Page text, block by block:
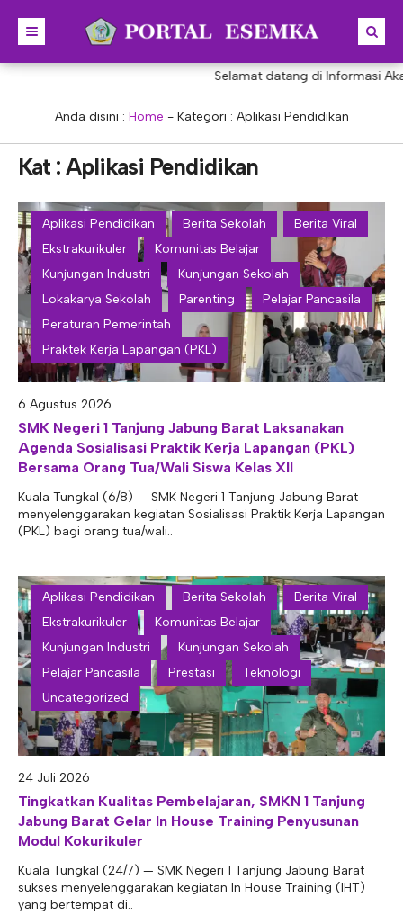
BERITA
PROFIL
SEJARAH
VISI & MISI
STRUKTUR
KEPALA SEKOLAH
Tupoksi Kepala Sekolah
WAKIL KEPALASEKOLAH
Tupoksi Wakil Bidang Kurikulum
Tupoksi Wakil Bidang Humas
Tupoksi Wakil Bidang Sarana Prasarana
Tupoksi Wakil Bidang Kesiswaan
MAJELIS GURU
Tupoksi Guru
Tupoksi Guru Piket
Tupoksi Ketua Kons. Keahlian
TATA USAHA
Tupoksi Kepala Tata Usaha
Tupoksi Bendahara BOS
Tupoksi Koordinator Bendahara
Tupoksi Bendahara Komite
Tupoksi Security
AKREDITASI
PROGRAM SEKOLAH
KONSENTRASI KEAHLIAN
AKUNTANSI
MANAJEMEN PERKANTORAN
BISNIS DIGITAL
DESAIN KOMUNIKASI VISUAL
DESAIN PRODUKSI BUSANA
KULINER
PRESTASI
PORTAL
E-LEARNING
E-PKL
E-RAPOR
E-SKL
E-ALUMNI
E-BKK
Selamat datang di Informasi
Anda disini : Home - Kategori : Aplikasi Pendidikan
Kat : Aplikasi Pendidikan
Aplikasi Pendidikan Berita Sekolah
Berita Viral
Ekstrakurikuler
Komunitas Belajar
Kunjungan Industri
Kunjungan Sekolah
Lokakarya Sekolah
Parenting
Pelajar Pancasila
Peraturan Pemerintah
Praktek Kerja Lapangan (PKL)
6 Agustus 2026
SMK Negeri 1 Tanjung Jabung Barat Laksanakan
Agenda Sosialisasi Praktik Kerja Lapangan (PKL)
Bersama Orang Tua/Wali Siswa Kelas XII
Kuala Tungkal (6/8) — SMK Negeri 1 Tanjung Jabung Barat
menyelenggarakan kegiatan Sosialisasi Praktik Kerja Lapangan
(PKL) bagi orang tua/wali..
Aplikasi Pendidikan Berita Sekolah
Berita Viral
Ekstrakurikuler
Komunitas Belajar
Kunjungan Industri
Kunjungan Sekolah
Pelajar Pancasila
Prestasi
Teknologi
Uncategorized
24 Juli 2026
Tingkatkan Kualitas Pembelajaran, SMKN 1 Tanjung
Jabung Barat Gelar In House Training Penyusunan
Modul Kokurikuler
Kuala Tungkal (24/7) — SMK Negeri 1 Tanjung Jabung Barat
sukses menyelenggarakan kegiatan In House Training (IHT)
yang bertempat di..